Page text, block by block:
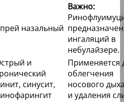
назальный
Важно:
ингаляций в
небулайзере.
и
синусит,
Применяется
облегчения
носового
и удаления